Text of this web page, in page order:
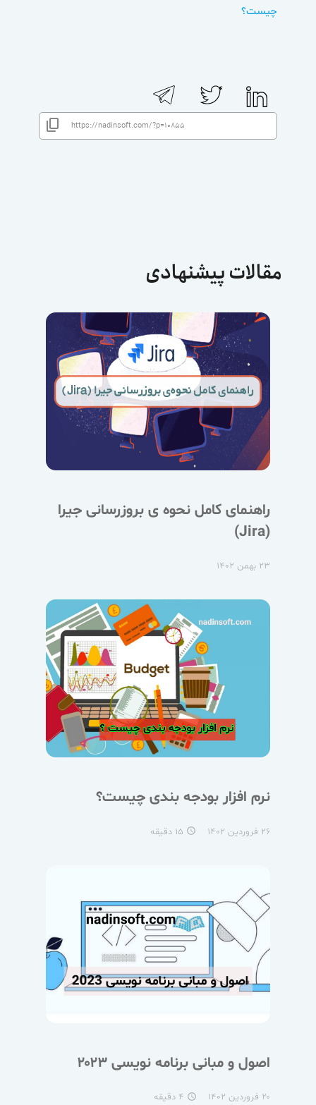
چیست؟
مقالات پیشنهادی
راهنمای کامل نحوه ی بروزرسانی جیرا
(Jira)
۲۳ بهمن ۱۴۰۲
نرم افزار بودجه بندی چیست؟
۲۶ فروردین ۱۴۰۲ access_time
اصول و مبانی برنامه نویسی ۲۰۲۳
۲۰ فروردین ۱۴۰۲ access_time